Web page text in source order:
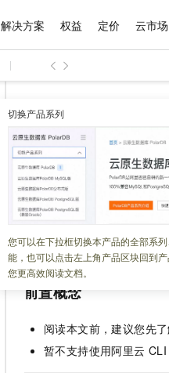
解决方案 权益 定价 云市场
切换产品系列
您可以在下拉框切换本产品的全部系
能，也可以点击左上角产品区块回到
您更高效阅读文档。
PolarDB
更新时间： 2026-05-25 06:28:33
PolarDB MySQL 版/
前置概念
阅读本文前，建议您先
暂不支持使用阿里云 CLI
大模型
文本生成
Qwen3.8-Max HOT
智能体时代全能旗舰模型
Qwen3.7-Plus
Qwen3-VL-Plus
精选产品
大模型服务平台百炼
大模型服务与应用平台
千问大模型
多元化、高性能、安全可靠的大模型
无影云电脑
随时随地安全接入的云上超级电脑
云解析DNS
面向分析的企业级SaaS模式云数据仓
精选解决方案
千问办公，解锁你的工作新方式
企业级Agent产品，直接交付可用成果
Agency Agents：拥有专属领域专家
HappyHorse 打造一站式影视创作平
快速拥有专属 OpenClaw
普惠上云
普惠上云 官方力荐
云服务器38元/年起，超值低价云产品抢
官方推荐返现计划
推荐新用户得奖励，单订单最高返9万
云工开物
高校专属算力普惠，学生认证享300元
免费试用
最高领取价值200元试用点，立即开
产品定价
了解云产品的定价详情
云上成本管理
管理和优化成本
精选商城
网站建设
多端小程序
Salesforce 国际版订阅
友盟天域
观测云
Tuya 物联网平台阿里云版
蓝凌 OA
畅捷通
成为销售伙伴
分销伙伴
咨询伙伴
销售伙伴合作计划
Salesforce On Alibaba Cloud
Consulting Partner 合作计划
AI 大模型销售与服务生态合作计划
售前咨询
在线服务
售后服务
自助服务
工单服务
短信专区
为什么选择阿里云
什么是云计算
技术领先
稳定可靠
安全合规
分析师报告
研究报告与白皮书
天池大赛
AI 算法大赛